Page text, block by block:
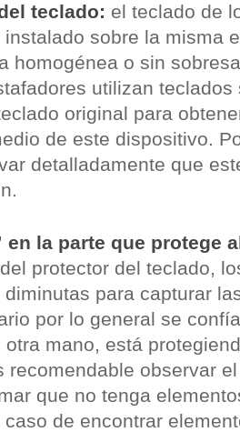
teclado: el teclado de
sobre la misma
homogénea o sin
utilizan teclados
original para
de este dispositivo.
detalladamente que
en la parte que protege
protector del teclado,
para capturar
por lo general se
mano, está
recomendable observar
que no tenga
de encontrar